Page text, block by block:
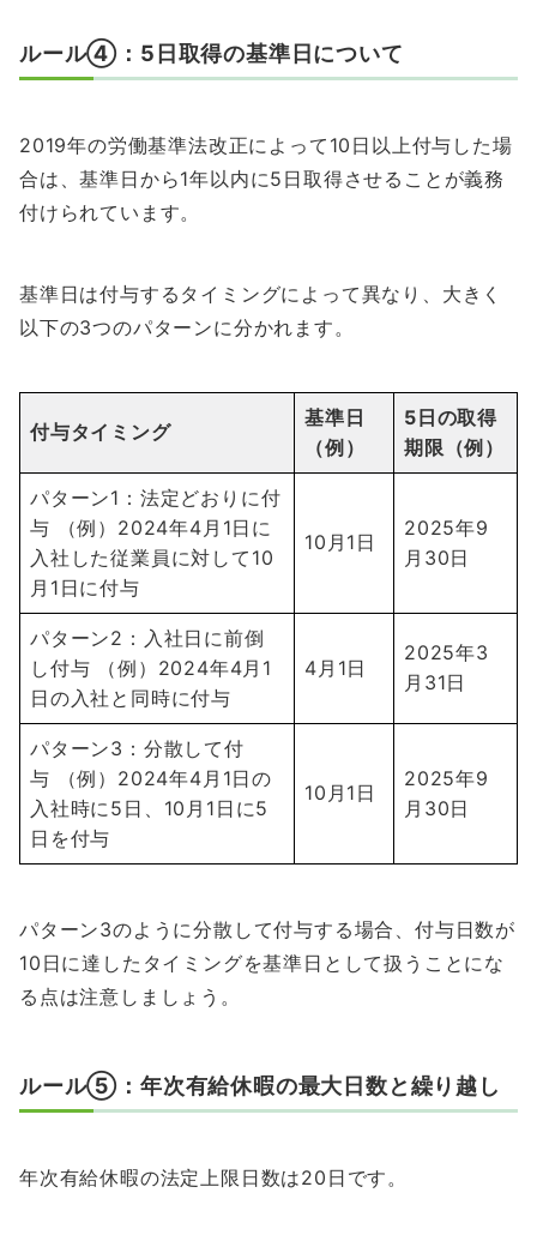
ルール④：5日取得の基準日について
2019年の労働基準法改正によって10日以上付与した場
合は、基準日から1年以内に5日取得させることが義務
付けられています。
基準日は付与するタイミングによって異なり、大きく
以下の3つのパターンに分かれます。
付与タイミング
基準日
（例）
5日の取得
期限（例）
パターン1：法定どおりに付
与 （例）2024年4月1日に
入社した従業員に対して10
月1日に付与
10月1日
2025年9
月30日
パターン2：入社日に前倒
し付与 （例）2024年4月1
日の入社と同時に付与
4月1日
2025年3
月31日
パターン3：分散して付
与 （例）2024年4月1日の
入社時に5日、10月1日に5
日を付与
10月1日
2025年9
月30日
パターン3のように分散して付与する場合、付与日数が
10日に達したタイミングを基準日として扱うことにな
る点は注意しましょう。
ルール⑤：年次有給休暇の最大日数と繰り越し
年次有給休暇の法定上限日数は20日です。